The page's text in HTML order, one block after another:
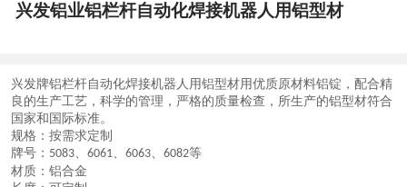
兴发铝业铝栏杆自动化焊接机器人用铝型材
兴发牌铝栏杆自动化焊接机器人用铝型材用优质原材料铝锭，配合精
良的生产工艺，科学的管理，严格的质量检查，所生产的铝型材符合
国家和国际标准。
规格：按需求定制
牌号： 5083、 6061、 6063、 6082等
材质：铝合金